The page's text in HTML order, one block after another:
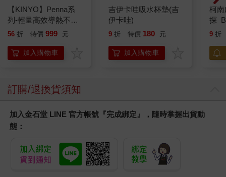
【KINYO】Penna系
列-輕量高效導熱不沾
平煎鍋30cm
56 折 特價 999 元
加入購物車
吉伊卡哇吸水杯墊(吉
伊卡哇)
9 折 特價 180 元
加入購物車
柯
探
9 折
訂購/退換貨須知
加入金石堂 LINE 官方帳號『完成綁定』，隨時掌握出貨動
態：